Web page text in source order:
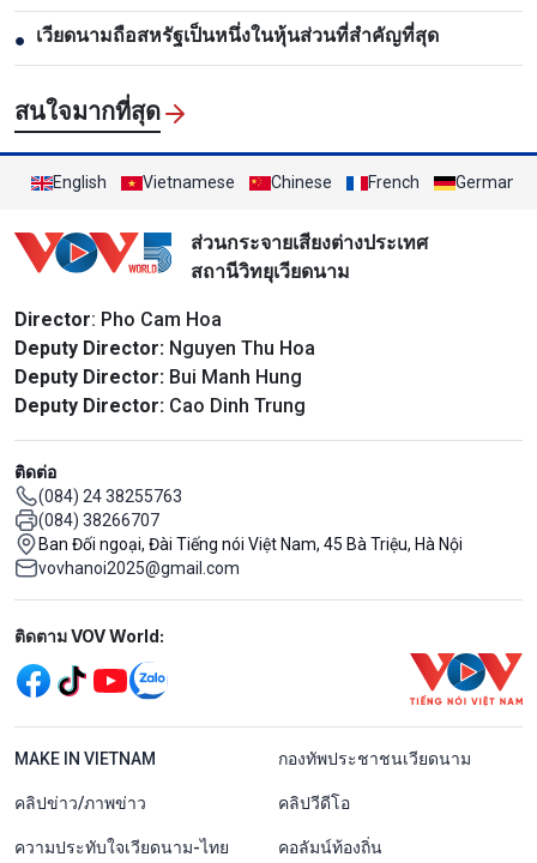
● เวียดนามถือสหรัฐเป็นหนึ่งในหุ้นส่วนที่สำคัญที่สุด
สนใจมากที่สุด
English Vietnamese Chinese French German
ส่วนกระจายเสียงต่างประเทศ
สถานีวิทยุเวียดนาม
Director: Pho Cam Hoa
Deputy Director: Nguyen Thu Hoa
Deputy Director: Bui Manh Hung
Deputy Director: Cao Dinh Trung
ติดต่อ
(084) 24 38255763
(084) 38266707
Ban Đối ngoại, Đài Tiếng nói Việt Nam, 45 Bà Triệu, Hà Nội
vovhanoi2025@gmail.com
Mạng xã hội
ติดตาม VOV World:
menu footer tiếng Thái
MAKE IN VIETNAM กองทัพประชาชนเวียดนาม
คลิปข่าว/ภาพข่าว คลิปวีดีโอ
ความประทับใจเวียดนาม-ไทย คอลัมน์ท้องถิ่น